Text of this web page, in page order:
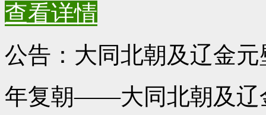
查看详情
公告：大同北朝及辽金
年复朝——大同北朝及辽